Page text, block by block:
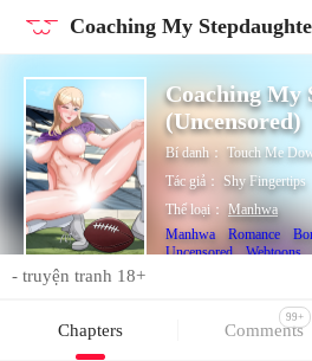
Coaching My
(Uncensored)
Bí danh： Touch Me
Tác giả： Shy Fingertips
Thể loại： Manhwa
Manhwa
Romance
Uncensored
Webtoons
- truyện tranh 18+
Chapters Comments
99+